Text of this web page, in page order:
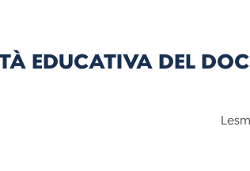
EDUCATIVA DEL
Lesmo, 30